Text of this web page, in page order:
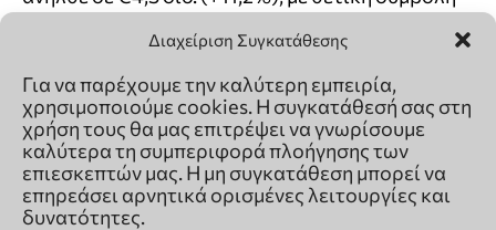
Διαχείριση Συγκατάθεσης
Για να παρέχουμε την καλύτερη εμπειρία,
χρησιμοποιούμε cookies. Η συγκατάθεσή σας στη
χρήση τους θα μας επιτρέψει να γνωρίσουμε
καλύτερα τη συμπεριφορά πλοήγησης των
επιεσκεπτών μας. Η μη συγκατάθεση μπορεί να
επηρεάσει αρνητικά ορισμένες λειτουργίες και
δυνατότητες.